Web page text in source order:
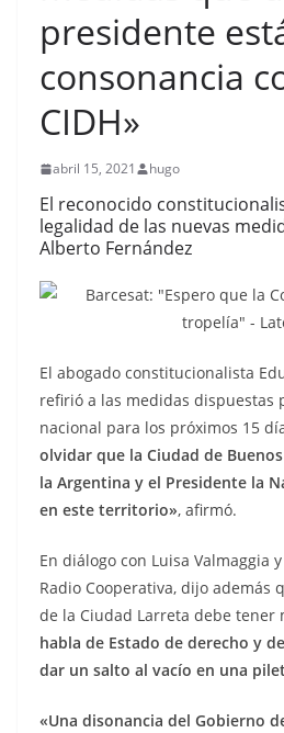
presidente
consonancia
CIDH»
abril 15, 2021 hugo
El reconocido
legalidad de las nuevas
Alberto Fernández
El abogado constitucionalista
refirió a las medidas dispuestas
nacional para los próximos 15
olvidar que la Ciudad de
la Argentina y el Presidente la
en este territorio», afirmó.
En diálogo con Luisa Valmaggia
Radio Cooperativa, dijo además
de la Ciudad Larreta debe tener
habla de Estado de derecho y
dar un salto al vacío en una
«Una disonancia del Gobierno